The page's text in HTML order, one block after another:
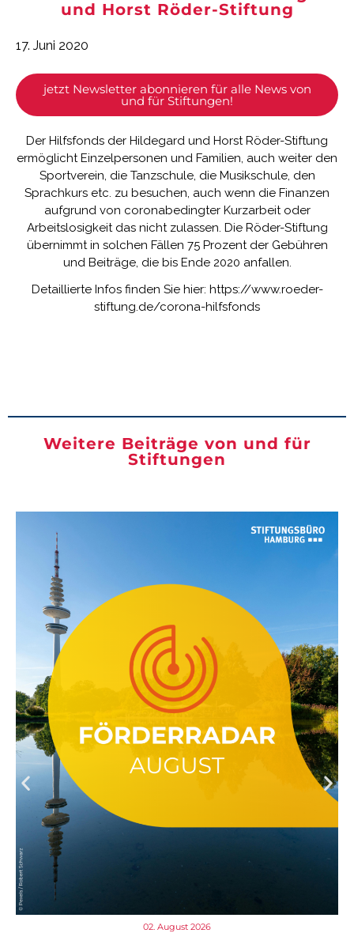
und Horst Röder-Stiftung
17. Juni 2020
jetzt Newsletter abonnieren für alle News von
und für Stiftungen!
Der Hilfsfonds der Hildegard und Horst Röder-Stiftung
ermöglicht Einzelpersonen und Familien, auch weiter den
Sportverein, die Tanzschule, die Musikschule, den
Sprachkurs etc. zu besuchen, auch wenn die Finanzen
aufgrund von coronabedingter Kurzarbeit oder
Arbeitslosigkeit das nicht zulassen. Die Röder-Stiftung
übernimmt in solchen Fällen 75 Prozent der Gebühren
und Beiträge, die bis Ende 2020 anfallen.
Detaillierte Infos finden Sie hier: https://www.roeder-
stiftung.de/corona-hilfsfonds
Weitere Beiträge von und für
Stiftungen
02. August 2026